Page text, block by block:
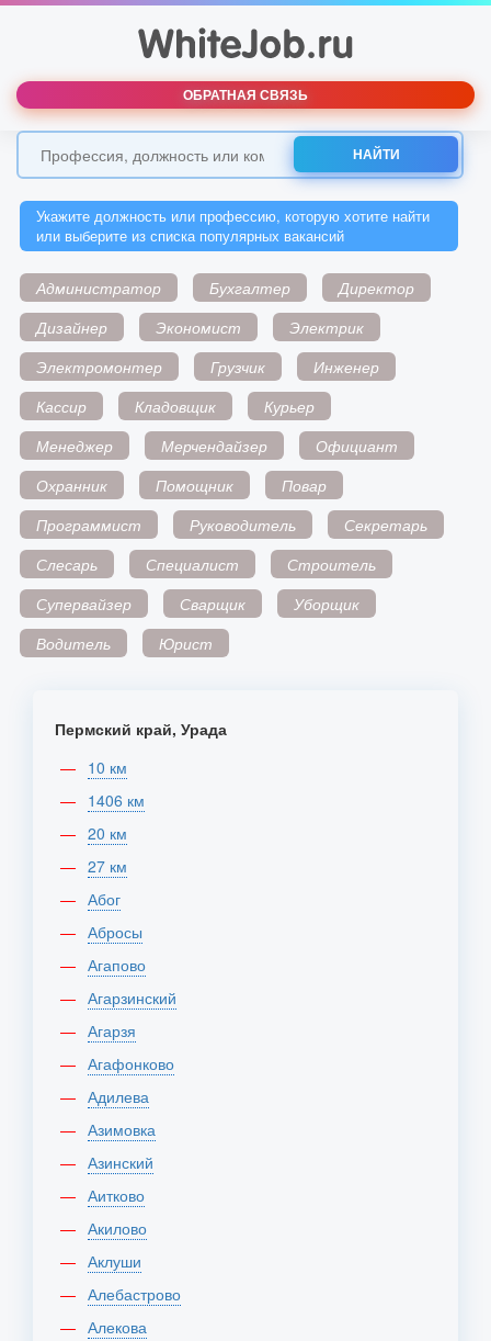
ОБРАТНАЯ СВЯЗЬ
НАЙТИ
Укажите должность или профессию, которую хотите найти
или выберите из списка популярных вакансий
Администратор Бухгалтер
Директор
Дизайнер
Экономист
Электрик
Электромонтер
Грузчик
Инженер
Кассир
Кладовщик
Курьер
Менеджер
Мерчендайзер
Официант
Охранник
Помощник
Повар
Программист
Руководитель
Секретарь
Слесарь
Специалист
Строитель
Супервайзер
Сварщик
Уборщик
Водитель
Юрист
Пермский край, Урада
10 км
1406 км
20 км
27 км
Абог
Абросы
Агапово
Агарзинский
Агарзя
Агафонково
Адилева
Азимовка
Азинский
Аитково
Акилово
Аклуши
Алебастрово
Алекова